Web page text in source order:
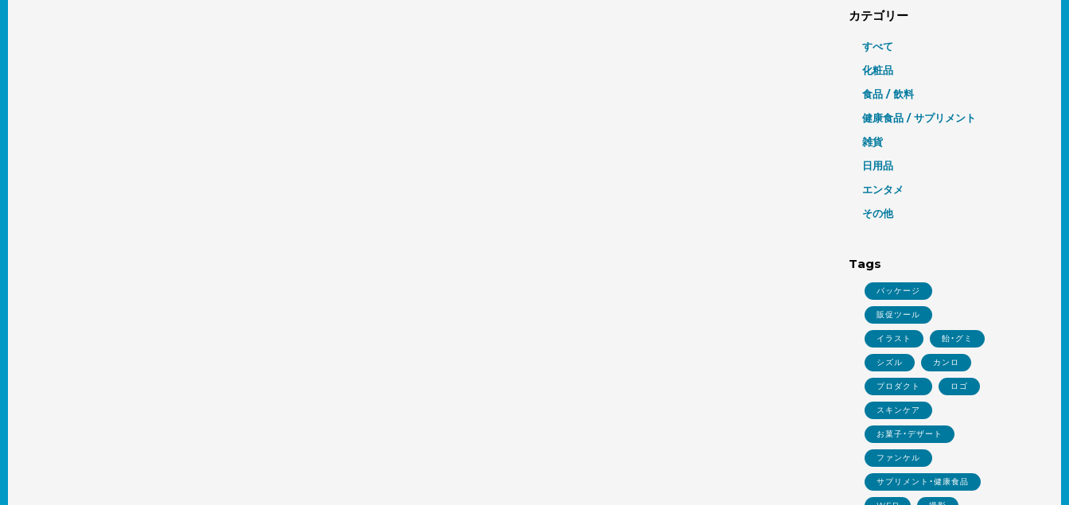
カテゴリー
すべて
化粧品
食品 / 飲料
健康食品 / サプリメント
雑貨
日用品
エンタメ
その他
Tags
パッケージ
販促ツール
イラスト 飴・グミ
シズル カンロ
プロダクト ロゴ
スキンケア
お菓子・デザート
ファンケル
サプリメント・健康食品